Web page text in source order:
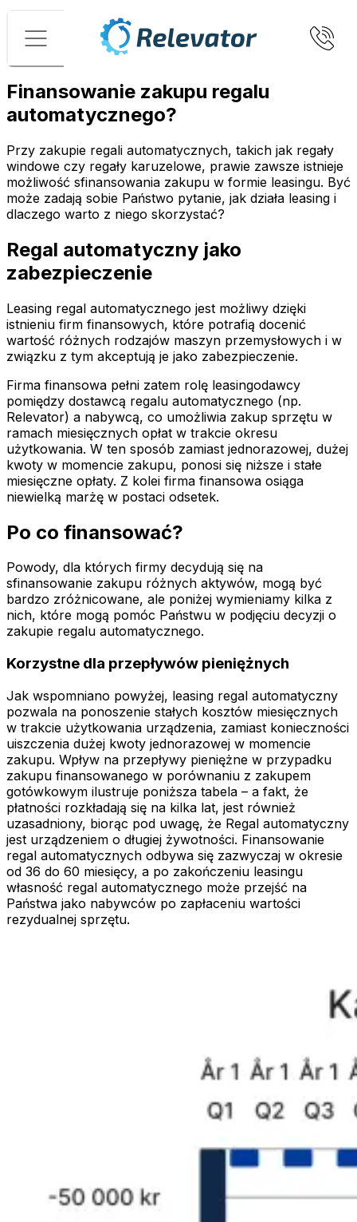
Menu
Finansowanie zakupu regalu
automatycznego?
Przy zakupie regali automatycznych, takich jak regały
windowe czy regały karuzelowe, prawie zawsze istnieje
możliwość sfinansowania zakupu w formie leasingu. Być
może zadają sobie Państwo pytanie, jak działa leasing i
dlaczego warto z niego skorzystać?
Regal automatyczny jako
zabezpieczenie
Leasing regal automatycznego jest możliwy dzięki
istnieniu firm finansowych, które potrafią docenić
wartość różnych rodzajów maszyn przemysłowych i w
związku z tym akceptują je jako zabezpieczenie.
Firma finansowa pełni zatem rolę leasingodawcy
pomiędzy dostawcą regalu automatycznego (np.
Relevator) a nabywcą, co umożliwia zakup sprzętu w
ramach miesięcznych opłat w trakcie okresu
użytkowania. W ten sposób zamiast jednorazowej, dużej
kwoty w momencie zakupu, ponosi się niższe i stałe
miesięczne opłaty. Z kolei firma finansowa osiąga
niewielką marżę w postaci odsetek.
Po co finansować?
Powody, dla których firmy decydują się na
sfinansowanie zakupu różnych aktywów, mogą być
bardzo zróżnicowane, ale poniżej wymieniamy kilka z
nich, które mogą pomóc Państwu w podjęciu decyzji o
zakupie regalu automatycznego.
Korzystne dla przepływów pieniężnych
Jak wspomniano powyżej, leasing regal automatyczny
pozwala na ponoszenie stałych kosztów miesięcznych
w trakcie użytkowania urządzenia, zamiast konieczności
uiszczenia dużej kwoty jednorazowej w momencie
zakupu. Wpływ na przepływy pieniężne w przypadku
zakupu finansowanego w porównaniu z zakupem
gotówkowym ilustruje poniższa tabela – a fakt, że
płatności rozkładają się na kilka lat, jest również
uzasadniony, biorąc pod uwagę, że Regal automatyczny
jest urządzeniem o długiej żywotności. Finansowanie
regal automatycznych odbywa się zazwyczaj w okresie
od 36 do 60 miesięcy, a po zakończeniu leasingu
własność regal automatycznego może przejść na
Państwa jako nabywców po zapłaceniu wartości
rezydualnej sprzętu.